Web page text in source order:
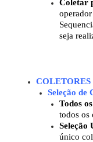
Coletar
seja
COLETORES
Seleção de
Todos
todos os
Seleção
único